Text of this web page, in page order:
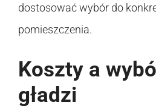
dostosować wybór do
pomieszczenia.
Koszty a
gładzi